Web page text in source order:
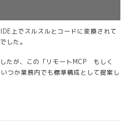
上でスルスルとコードに変換されて
した。
たが、この「リモートMCP もしく
つか業務内でも標準構成として提案し